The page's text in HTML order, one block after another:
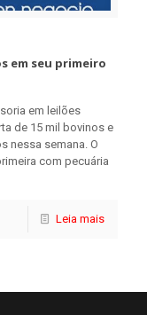
em seu primeiro
em leilões
de 15 mil bovinos e
nessa semana. O
com pecuária
Leia mais